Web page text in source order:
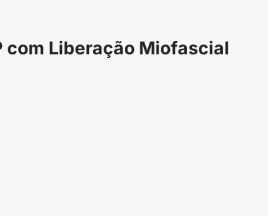
com Liberação Miofascial